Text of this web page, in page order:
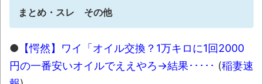
まとめ・スレ その他
● 【愕然】ワイ「オイル交換？1万キロに1回2000
円の一番安いオイルでええやろ→結果･････ (稲妻速